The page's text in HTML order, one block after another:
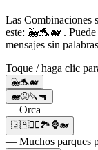
Las Combinaciones
este: 🐳🐬🐋 .
mensajes sin
Toque / haga clic
🐳🐬🐋
🐋😡🔪🔫
— Orca
🇬🇦💂‍♂️🏞️🦍🐋
— Muchos parques